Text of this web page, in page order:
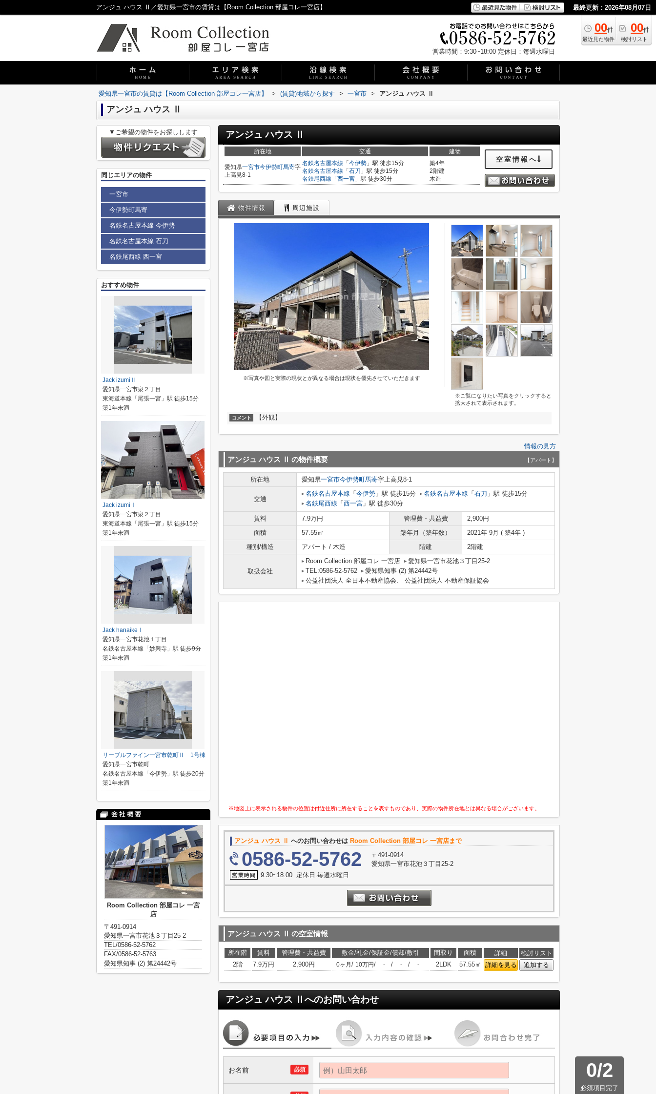
アンジュ ハウス Ⅱ／愛知県一宮市の賃貸は【Room Collection 部屋コレ一宮店】 最終更新：2026年08月07日
00件
最近見た物件
00件
検討リスト
営業時間：9:30~18:00 定休日：毎週水曜日
愛知県一宮市の賃貸は【Room Collection 部屋コレ一宮店】 > (賃貸)地域から探す > 一宮市 > アンジュ ハウス Ⅱ
アンジュ ハウス Ⅱ
アンジュ ハウス Ⅱ
所在地 交通 建物
愛知県一宮市今伊勢町馬寄字
上高見8-1
名鉄名古屋本線 「 今伊勢 」駅 徒歩15分
名鉄名古屋本線 「 石刀 」駅 徒歩15分
名鉄尾西線 「 西一宮 」駅 徒歩30分
築4年
2階建
木造
空室情報へ
物件情報 周辺施設
※写真や図と実際の現状とが異なる場合は現状を優先させていただきます
※ご覧になりたい写真をクリックすると
拡大されて表示されます。
コメント 【外観】
情報の見方
アンジュ ハウス Ⅱ の物件概要 【アパート】
所在地 愛知県一宮市今伊勢町馬寄字上高見8-1
交通
名鉄名古屋本線 「 今伊勢 」駅 徒歩15分 名鉄名古屋本線 「 石刀 」駅 徒歩15分
名鉄尾西線 「 西一宮 」駅 徒歩30分
賃料 7.9万円 管理費・共益費
2,900円
面積
57.55㎡ 築年月（築年数）
2021年 9月 ( 築4年 )
種別/構造
アパート / 木造 階建 2階建
取扱会社
Room Collection 部屋コレ 一宮店
愛知県一宮市花池３丁目25-2
TEL:0586-52-5762
愛知県知事 (2) 第24442号
公益社団法人 全日本不動産協会、 公益社団法人 不動産保証協会
※地図上に表示される物件の位置は付近住所に所在することを表すものであり、実際の物件所在地とは異なる場合がございます。
アンジュ ハウス Ⅱ へのお問い合わせは Room Collection 部屋コレ 一宮店まで
0586-52-5762
〒491-0914
愛知県一宮市花池３丁目25-2
9:30~18:00 定休日:毎週水曜日
アンジュ ハウス Ⅱ の空室情報
所在階 賃料 管理費・共益費 敷金/礼金/保証金/償却/敷引 間取り 面積 詳細
検討リスト
2階
7.9万円 2,900円 0ヶ月 / 10万円/ - / - / - 2LDK 57.55㎡ 詳細を見る 追加する
アンジュ ハウス Ⅱ へのお問い合わせ
0/2
必須項目完了
必須
お名前
▼ご希望の物件をお探しします
同じエリアの物件
一宮市
今伊勢町馬寄
名鉄名古屋本線 今伊勢
名鉄名古屋本線 石刀
名鉄尾西線 西一宮
おすすめ物件
Jack izumiⅡ
愛知県一宮市泉２丁目
東海道本線「尾張一宮」駅 徒歩15分
築1年未満
Jack izumiⅠ
愛知県一宮市泉２丁目
東海道本線「尾張一宮」駅 徒歩15分
築1年未満
Jack hanaikeⅠ
愛知県一宮市花池１丁目
名鉄名古屋本線「妙興寺」駅 徒歩9分
築1年未満
リーブルファイン一宮市乾町Ⅱ 1号棟
愛知県一宮市乾町
名鉄名古屋本線「今伊勢」駅 徒歩20分
築1年未満
Room Collection 部屋コレ 一宮
店
〒491-0914
愛知県一宮市花池３丁目25-2
TEL/0586-52-5762
FAX/0586-52-5763
愛知県知事 (2) 第24442号